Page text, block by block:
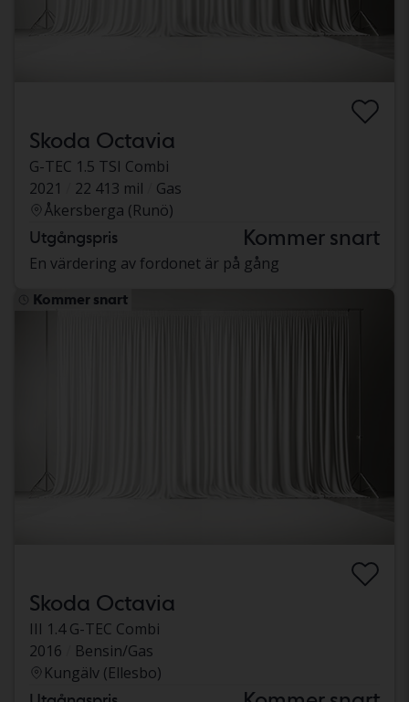
Skoda Octavia
G-TEC 1.5 TSI Combi
2021
22 413 mil
Gas
Åkersberga (Runö)
Utgångspris Kommer snart
En värdering av fordonet är på gång
Kommer snart
Skoda Octavia
III 1.4 G-TEC Combi
2016
Bensin/Gas
Kungälv (Ellesbo)